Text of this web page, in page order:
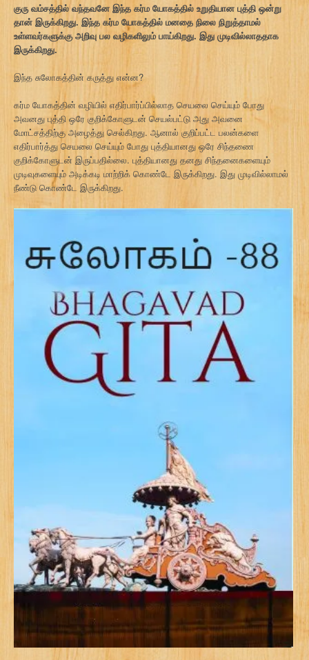
குரு வம்சத்தில் வந்தவனே இந்த கர்ம யோகத்தில் உறுதியான புத்தி ஒன்று
தான் இருக்கிறது. இந்த கர்ம யோகத்தில் மனதை நிலை நிறுத்தாமல்
உள்ளவர்களுக்கு அறிவு பல வழிகளிலும் பாய்கிறது. இது முடிவில்லாததாக
இருக்கிறது.
இந்த சுலோகத்தின் கருத்து என்ன?
கர்ம யோகத்தின் வழியில் எதிர்பார்ப்பில்லாத செயலை செய்யும் போது
அவனது புத்தி ஒரே குறிக்கோளுடன் செயல்பட்டு அது அவனை
மோட்சத்திற்கு அழைத்து செல்கிறது. ஆனால் குறிப்பட்ட பலன்களை
எதிர்பார்த்து செயலை செய்யும் போது புத்தியானது ஒரே சிந்தணை
குறிக்கோளுடன் இருப்பதில்லை. புத்தியானது தனது சிந்தனைகளையும்
முடிவுகளையும் அடிக்கடி மாற்றிக் கொண்டே இருக்கிறது. இது முடிவில்லாமல்
நீண்டு கொண்டே இருக்கிறது.